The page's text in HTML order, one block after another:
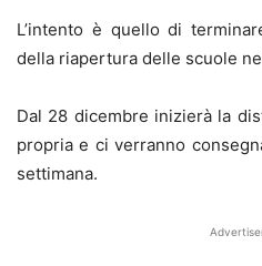
L’intento è quello di
della riapertura delle scuole
Dal 28 dicembre inizierà la
propria e ci verranno
settimana.